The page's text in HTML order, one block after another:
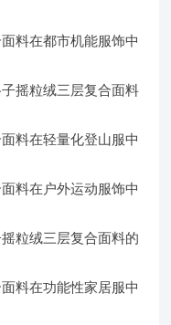
料在都市机能服饰中
摇粒绒三层复合面料
料在轻量化登山服中
料在户外运动服饰中
粒绒三层复合面料的
料在功能性家居服中